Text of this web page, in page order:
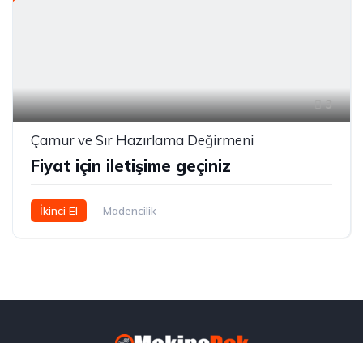
3
Çamur ve Sır Hazırlama Değirmeni
Fiyat için iletişime geçiniz
İkinci El Madencilik